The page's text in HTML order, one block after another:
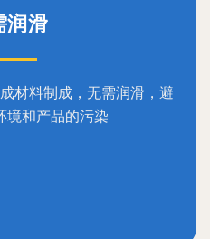
润滑
材料制成，无需润滑，避
境和产品的污染